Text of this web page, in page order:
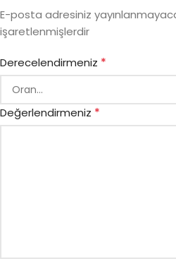
E-posta adresiniz
işaretlenmişlerdir
Derecelendirmeniz *
Değerlendirmeniz *